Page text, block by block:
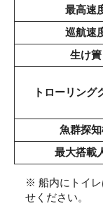
最高速
巡航速
生け簀
トローリング
魚群探
最大搭載
※ 船内にトイレ
せください。